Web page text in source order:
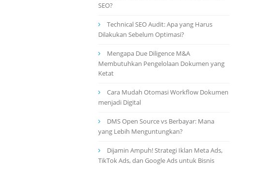
SEO?
Technical SEO Audit: Apa yang Harus
Dilakukan Sebelum Optimasi?
Mengapa Due Diligence M&A
Membutuhkan Pengelolaan Dokumen yang
Ketat
Cara Mudah Otomasi Workflow Dokumen
menjadi Digital
DMS Open Source vs Berbayar: Mana
yang Lebih Menguntungkan?
Dijamin Ampuh! Strategi Iklan Meta Ads,
TikTok Ads, dan Google Ads untuk Bisnis